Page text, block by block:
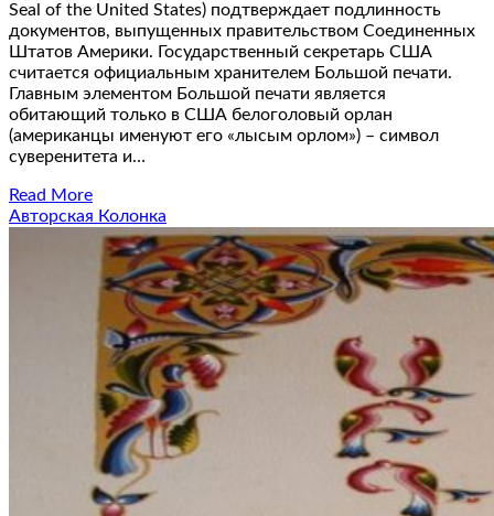
Seal of the United States) подтверждает подлинность
документов, выпущенных правительством Соединенных
Штатов Америки. Государственный секретарь США
считается официальным хранителем Большой печати.
Главным элементом Большой печати является
обитающий только в США белоголовый орлан
(американцы именуют его «лысым орлом») – символ
суверенитета и…
Read More
Авторская Колонка